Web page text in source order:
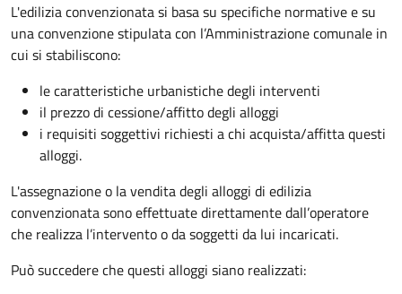
L'edilizia convenzionata si basa su specifiche normative e su
una convenzione stipulata con l’Amministrazione comunale in
cui si stabiliscono:
le caratteristiche urbanistiche degli interventi
il prezzo di cessione/affitto degli alloggi
i requisiti soggettivi richiesti a chi acquista/affitta questi
alloggi.
L'assegnazione o la vendita degli alloggi di edilizia
convenzionata sono effettuate direttamente dall’operatore
che realizza l’intervento o da soggetti da lui incaricati.
Può succedere che questi alloggi siano realizzati: